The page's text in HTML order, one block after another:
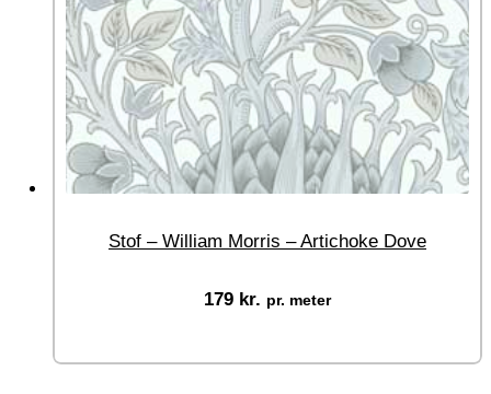
Stof – William Morris – Artichoke Dove
179 kr. pr. meter